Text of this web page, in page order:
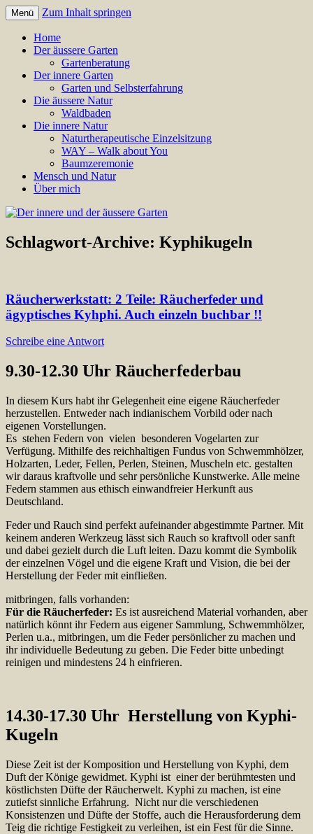
Der innere und der äussere
Garten
Menü Zum Inhalt springen
Home
Der äussere Garten
Gartenberatung
Der innere Garten
Garten und Selbsterfahrung
Die äussere Natur
Waldbaden
Die innere Natur
Naturtherapeutische Einzelsitzung
WAY – Walk about You
Baumzeremonie
Mensch und Natur
Über mich
Schlagwort-Archive: Kyphikugeln
Räucherwerkstatt: 2 Teile: Räucherfeder und
ägyptisches Kyhphi. Auch einzeln buchbar !!
Schreibe eine Antwort
9.30-12.30 Uhr Räucherfederbau
In diesem Kurs habt ihr Gelegenheit eine eigene Räucherfeder
herzustellen. Entweder nach indianischem Vorbild oder nach
eigenen Vorstellungen.
Es stehen Federn von vielen besonderen Vogelarten zur
Verfügung. Mithilfe des reichhaltigen Fundus von Schwemmhölzer,
Holzarten, Leder, Fellen, Perlen, Steinen, Muscheln etc. gestalten
wir daraus kraftvolle und sehr persönliche Kunstwerke. Alle meine
Federn stammen aus ethisch einwandfreier Herkunft aus
Deutschland.
Feder und Rauch sind perfekt aufeinander abgestimmte Partner. Mit
keinem anderen Werkzeug lässt sich Rauch so kraftvoll oder sanft
und dabei gezielt durch die Luft leiten. Dazu kommt die Symbolik
der einzelnen Vögel und die eigene Kraft und Vision, die bei der
Herstellung der Feder mit einfließen.
mitbringen, falls vorhanden:
Für die Räucherfeder: Es ist ausreichend Material vorhanden, aber
natürlich könnt ihr Federn aus eigener Sammlung, Schwemmhölzer,
Perlen u.a., mitbringen, um die Feder persönlicher zu machen und
ihr individuelle Bedeutung zu geben. Die Feder bitte unbedingt
reinigen und mindestens 24 h einfrieren.
14.30-17.30 Uhr Herstellung von Kyphi-
Kugeln
Diese Zeit ist der Komposition und Herstellung von Kyphi, dem
Duft der Könige gewidmet. Kyphi ist einer der berühmtesten und
köstlichsten Düfte der Räucherwelt. Kyphi zu machen, ist eine
zutiefst sinnliche Erfahrung. Nicht nur die verschiedenen
Konsistenzen und Düfte der Stoffe, auch die Herausforderung dem
Teig die richtige Festigkeit zu verleihen, ist ein Fest für die Sinne.